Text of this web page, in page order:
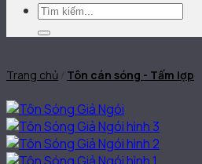
Tìm
kiếm:
Trang chủ / Tôn cán sóng - Tấm lợp